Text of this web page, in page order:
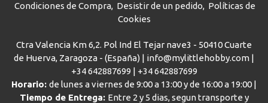
Condiciones de Compra Desistir de un pedido
Políticas de
Cookies
Ctra Valencia Km 6,2. Pol Ind El Tejar nave3 - 50410 Cuarte
de Huerva, Zaragoza - (España) | info@mylittlehobby.com |
+34 642887699 | +34 642887699
Horario: de lunes a viernes de 9:00 a 13:00 y de 16:00 a 19:00 |
Tiempo de Entrega: Entre 2 y 5 dias, segun transporte y